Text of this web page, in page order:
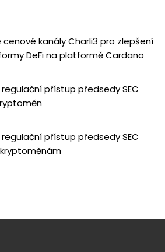
cenové kanály Charli3 pro zlepšení
DeFi na platformě Cardano
přístup předsedy SEC
přístup předsedy SEC